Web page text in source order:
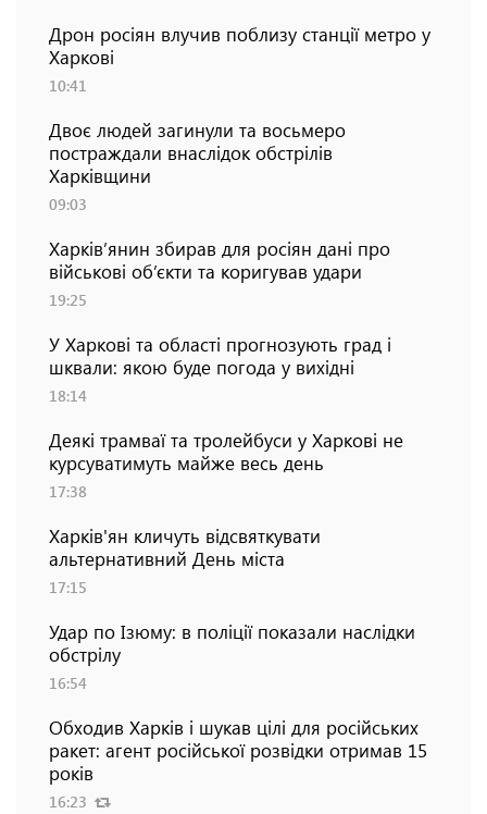
Дрон росіян влучив поблизу станції метро у
Харкові
10:41
Двоє людей загинули та восьмеро
постраждали внаслідок обстрілів
Харківщини
09:03
Харків’янин збирав для росіян дані про
військові об’єкти та коригував удари
19:25
У Харкові та області прогнозують град і
шквали: якою буде погода у вихідні
18:14
Деякі трамваї та тролейбуси у Харкові не
курсуватимуть майже весь день
17:38
Харків'ян кличуть відсвяткувати
альтернативний День міста
17:15
Удар по Ізюму: в поліції показали наслідки
обстрілу
16:54
Обходив Харків і шукав цілі для російських
ракет: агент російської розвідки отримав 15
років
16:23